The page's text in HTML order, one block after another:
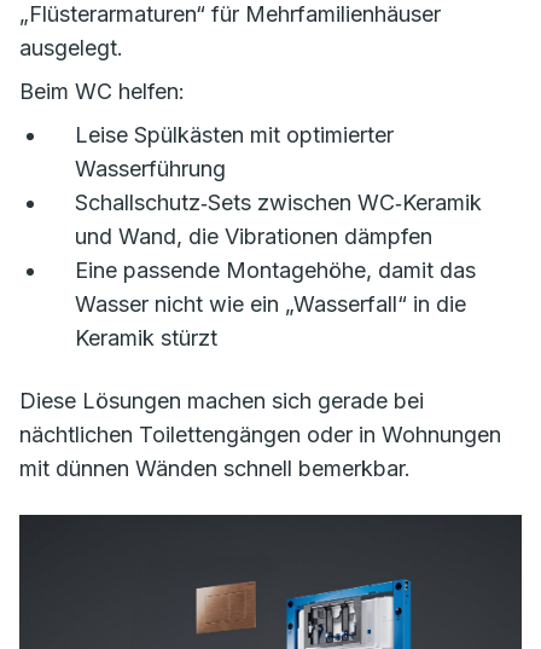
„Flüsterarmaturen“ für Mehrfamilienhäuser
ausgelegt.
Beim WC helfen:
Leise Spülkästen mit optimierter
Wasserführung
Schallschutz‑Sets zwischen WC‑Keramik
und Wand, die Vibrationen dämpfen
Eine passende Montagehöhe, damit das
Wasser nicht wie ein „Wasserfall“ in die
Keramik stürzt
Diese Lösungen machen sich gerade bei
nächtlichen Toilettengängen oder in Wohnungen
mit dünnen Wänden schnell bemerkbar.